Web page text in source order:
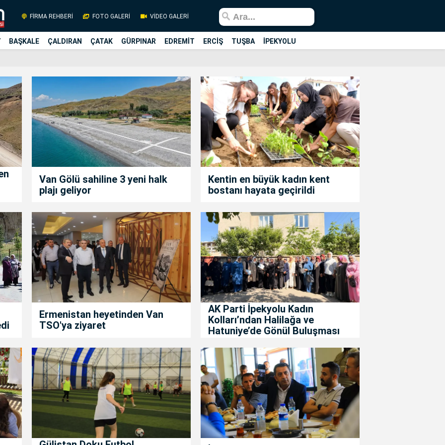
FİRMA REHBERİ FOTO GALERİ VİDEO GALERİ
BAŞKALE ÇALDIRAN ÇATAK GÜRPINAR EDREMİT ERCİŞ TUŞBA İPEKYOLU
Van Gölü sahiline 3 yeni halk
plajı geliyor
Kentin en büyük kadın kent
bostanı hayata geçirildi
Ermenistan heyetinden Van
TSO'ya ziyaret
AK Parti İpekyolu Kadın
Kolları’ndan Halilağa ve
Hatuniye’de Gönül Buluşması